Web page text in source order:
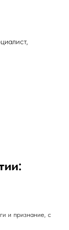
и признание, с